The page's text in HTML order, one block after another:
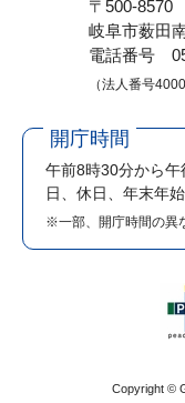
〒500-8570
岐阜市薮田
電話番号
（法人番号
開庁時間
午前8時30分から
日、休日、年末年
※一部、開庁時間の異
Copyright ©